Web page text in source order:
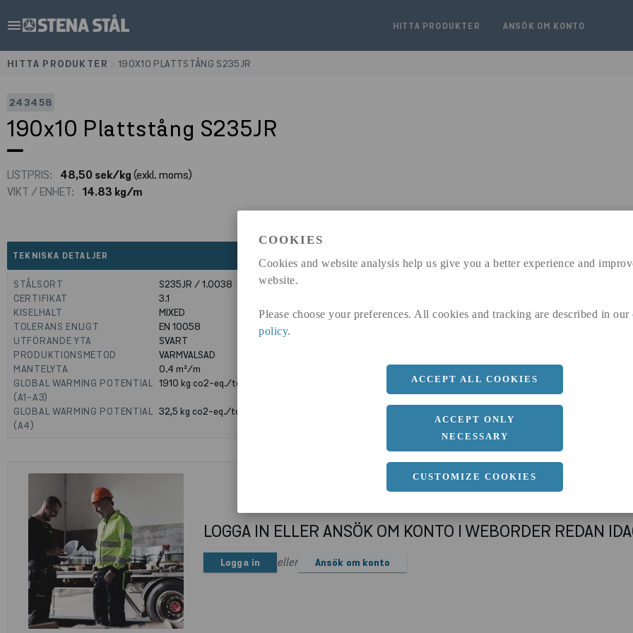
COOKIES
Cookies and website analysis help us give you a better experience and
website.
Please choose your preferences. All cookies and tracking are described in our
policy.
ACCEPT ALL COOKIES
ACCEPT ONLY
NECESSARY
CUSTOMIZE COOKIES
menu HITTA PRODUKTER ANSÖK OM KONTO
HITTA PRODUKTER 190X10 PLATTSTÅNG S235JR
243458
190x10 Plattstång S235JR
LISTPRIS: 48,50 sek/kg(exkl. moms)
VIKT / ENHET:
14.83 kg/m
TEKNISKA DETALJER
STÅLSORT
S235JR / 1.0038
CERTIFIKAT
3.1
KISELHALT
MIXED
TOLERANS ENLIGT
EN 10058
UTFÖRANDE YTA
SVART
PRODUKTIONSMETOD
VARMVALSAD
MANTELYTA
0.4m²/m
GLOBAL WARMING POTENTIAL
(A1-A3)
1910kg co2-eq./ton
GLOBAL WARMING POTENTIAL
(A4)
32,5kg co2-eq./ton
LOGGA IN ELLER ANSÖK OM KONTO I WEBORDER REDAN
Logga in eller Ansök om konto